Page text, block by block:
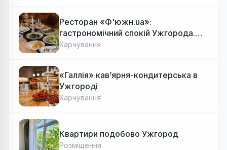
Ресторан «Ф'южн.ua»:
гастрономічний спокій Ужгорода.
Авторська локальна кухня, затишок
Харчування
«Галлія» кав’ярня-кондитерська в
Ужгороді
Харчування
Квартири подобово Ужгород
Розміщення